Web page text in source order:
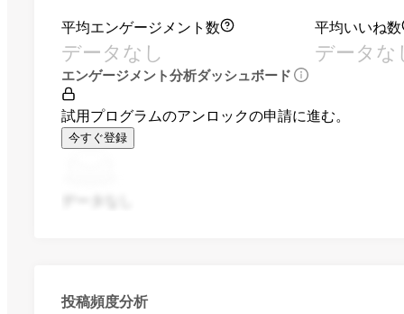
平均エンゲージメント数
データなし
平均いいね数
データな
エンゲージメント分析ダッシュボード
試用プログラムのアンロックの申請に進む。
今すぐ登録
投稿頻度分析